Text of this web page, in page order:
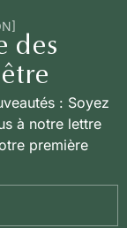
des
: Soyez
à notre lettre
première